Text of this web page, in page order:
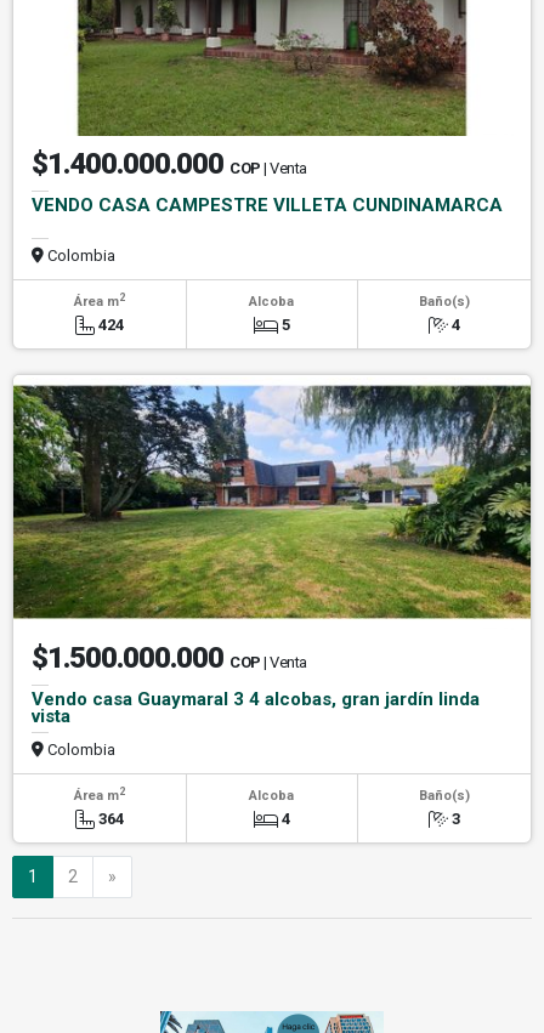
$1.400.000.000 COP | Venta
VENDO CASA CAMPESTRE VILLETA CUNDINAMARCA
Colombia
Área m2
424
Alcoba
5
Baño(s)
4
$1.500.000.000 COP | Venta
Vendo casa Guaymaral 3 4 alcobas, gran jardín linda
vista
Colombia
Área m2
364
Alcoba
4
Baño(s)
3
1 2 »